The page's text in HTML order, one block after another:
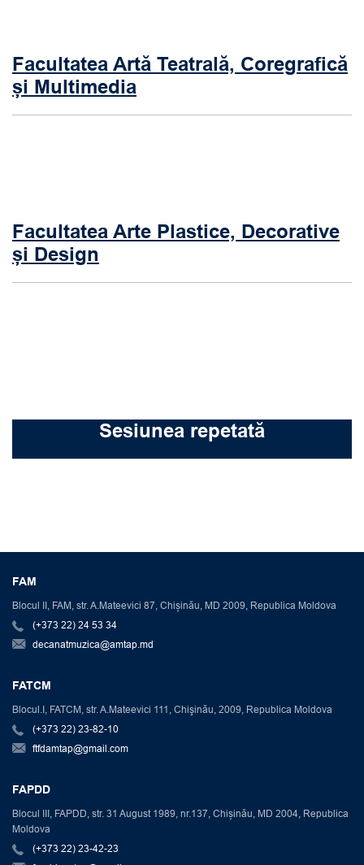
Facultatea Artă Teatrală, Coregrafică
și Multimedia
Facultatea Arte Plastice, Decorative
și Design
Sesiunea repetată
FAM
Blocul II, FAM, str. A.Mateevici 87, Chișinău, MD 2009, Republica Moldova
(+373 22) 24 53 34
decanatmuzica@amtap.md
FATCM
Blocul.I, FATCM, str. A.Mateevici 111, Chişinău, 2009, Republica Moldova
(+373 22) 23-82-10
ftfdamtap@gmail.com
FAPDD
Blocul III, FAPDD, str. 31 August 1989, nr.137, Chișinău, MD 2004, Republica
Moldova
(+373 22) 23-42-23